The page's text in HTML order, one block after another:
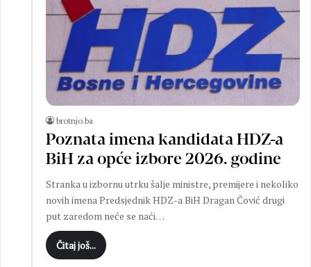
brotnjo.ba
Poznata imena kandidata HDZ-a
BiH za opće izbore 2026. godine
Stranka u izbornu utrku šalje ministre, premijere i nekoliko
novih imena Predsjednik HDZ-a BiH Dragan Čović drugi
put zaredom neće se naći…
Čitaj još...